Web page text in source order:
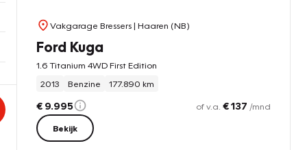
Vakgarage Bressers| Haaren (NB)
Ford Kuga
1.6 Titanium 4WD First Edition
2013
Benzine 177.890 km
€ 9.995 of v.a. € 137 /mnd
Bekijk